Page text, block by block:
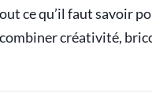
ce qu’il faut savoir
créativité,